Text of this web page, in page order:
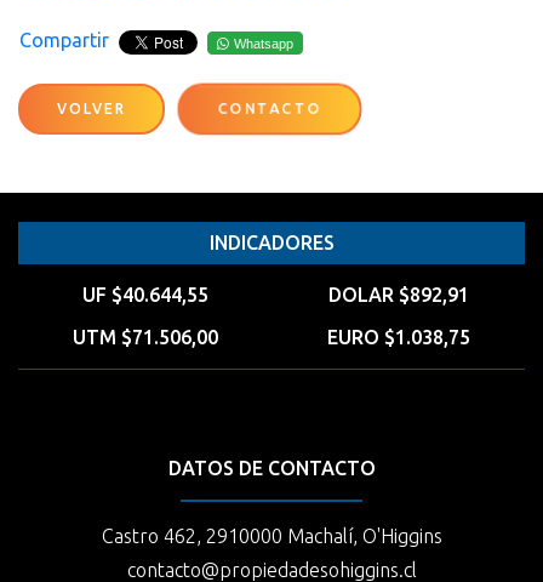
Compartir Whatsapp
VOLVER CONTACTO
INDICADORES
UF $40.644,55
DOLAR $892,91
UTM $71.506,00
EURO $1.038,75
DATOS DE CONTACTO
Castro 462, 2910000 Machalí, O'Higgins
contacto@propiedadesohiggins.cl